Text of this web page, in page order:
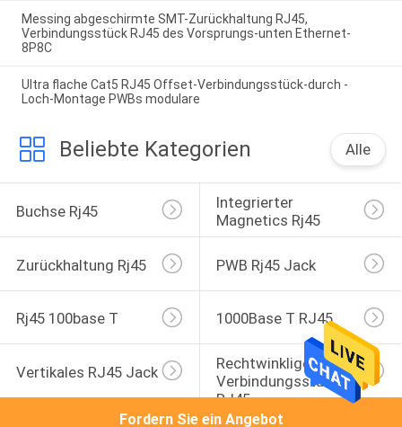
Messing abgeschirmte SMT-Zurückhaltung RJ45,
Verbindungsstück RJ45 des Vorsprungs-unten Ethernet-
8P8C
Ultra flache Cat5 RJ45 Offset-Verbindungsstück-durch -
Loch-Montage PWBs modulare
Beliebte Kategorien Alle
Buchse Rj45
Integrierter
Magnetics Rj45
Zurückhaltung Rj45 PWB Rj45 Jack
Rj45 100base T 1000Base T RJ45
Vertikales RJ45 Jack
Rechtwinkliges
Verbindungsstück
RJ45
Fordern Sie ein Angebot